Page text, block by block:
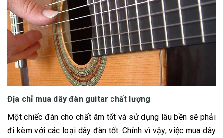
Địa chỉ mua dây đàn guitar chất lượng
Một chiếc đàn cho chất âm tốt và sử dụng lâu bền sẽ phải
đi kèm với các loại dây đàn tốt. Chính vì vậy, việc mua dây